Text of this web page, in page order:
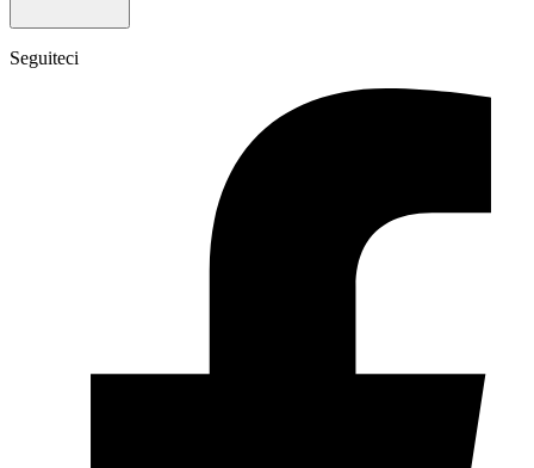
Seguiteci